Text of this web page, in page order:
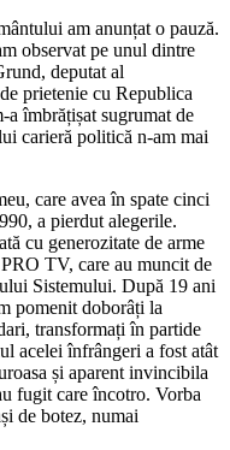
am anunțat o pauză.
observat pe unul dintre
deputat al
prietenie cu Republica
îmbrățișat sugrumat de
carieră politică n-am mai
care avea în spate cinci
a pierdut alegerile.
cu generozitate de arme
TV, care au muncit de
Sistemului. După 19 ani
pomenit doborâți la
transformați în partide
acelei înfrângeri a fost atât
și aparent invincibila
fugit care încotro. Vorba
de botez, numai